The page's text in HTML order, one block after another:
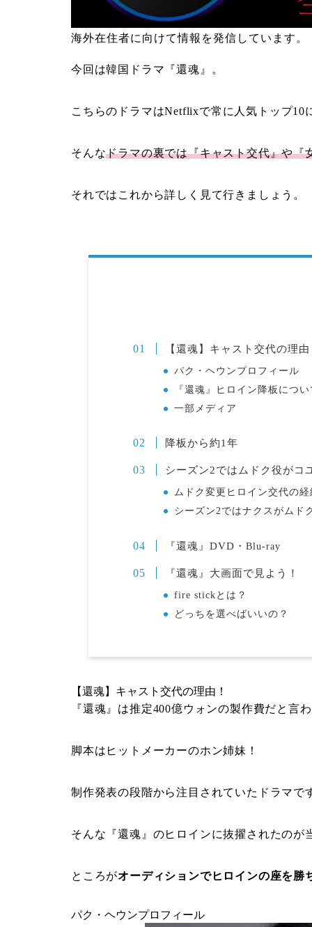
海外在住者に向けて情報を発信しています。
今回は韓国ドラマ『還魂』。
こちらのドラマはNetflixで常に人気トップ10
そんなドラマの裏では『キャスト交代』や『
それではこれから詳しく見て行きましょう。
【還魂】キャスト交代の理
パク・ヘウンプロフィール
『還魂』ヒロイン降板につ
一部メディア
降板から約1年
シーズン2ではムドク役がコ
ムドク変更ヒロイン交代の経
シーズン2ではナクスがムド
『還魂』DVD・ Blu-ray
『還魂』大画面で見よう！
fire stickとは？
どっちを選べばいいの？
【還魂】キャスト交代の理由！
『還魂』は推定400億ウォンの製作費だと言
脚本はヒットメーカーのホン姉妹！
制作発表の段階から注目されていたドラマで
そんな『還魂』のヒロインに抜擢されたのが
ところがオーディションでヒロインの座を勝
パク・ヘウンプロフィール